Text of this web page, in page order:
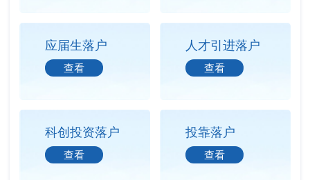
应届生落户
查看
人才引进落户
查看
科创投资落户
查看
投靠落户
查看